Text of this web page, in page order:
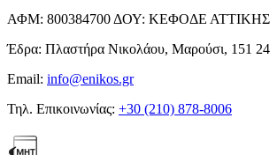
ΑΦΜ: 800384700 ΔΟΥ: ΚΕΦΟΔΕ ΑΤΤΙΚΗΣ
Έδρα: Πλαστήρα Νικολάου, Μαρούσι, 151 24
Email: info@enikos.gr
Τηλ. Επικοινωνίας: +30 (210) 878-8006